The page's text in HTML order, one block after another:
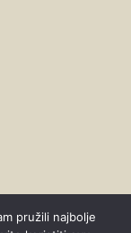
pružili najbolje